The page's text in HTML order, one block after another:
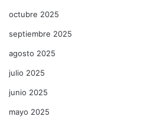
octubre 2025
septiembre 2025
agosto 2025
julio 2025
junio 2025
mayo 2025